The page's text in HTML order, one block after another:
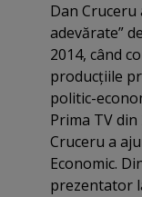
Dan
adevărate”
2014, când
producţiile
politic-
Prima TV
Cruceru a
Economic.
prezentator